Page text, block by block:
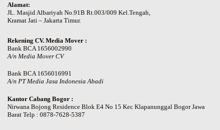
Alamat:
JL. Masjid Albariyah No.91B Rt.003/009 Kel.Tengah,
Kramat Jati – Jakarta Timur.
Rekening CV. Media Mover :
Bank BCA 1656002990
A/n Media Mover CV
Bank BCA 1656016991
A/n PT Media Jasa Indonesia Abadi
Kantor Cabang Bogor :
Nirwana Bojong Residence Blok E4 No 15 Kec Klapanunggal Bogor Jawa
Barat Telp : 0878-7628-5387